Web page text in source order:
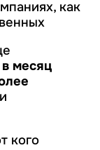
как
месяц
кого